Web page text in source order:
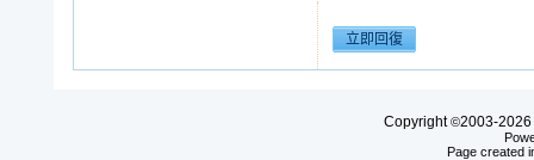
Copyright©2003-2026
Page created